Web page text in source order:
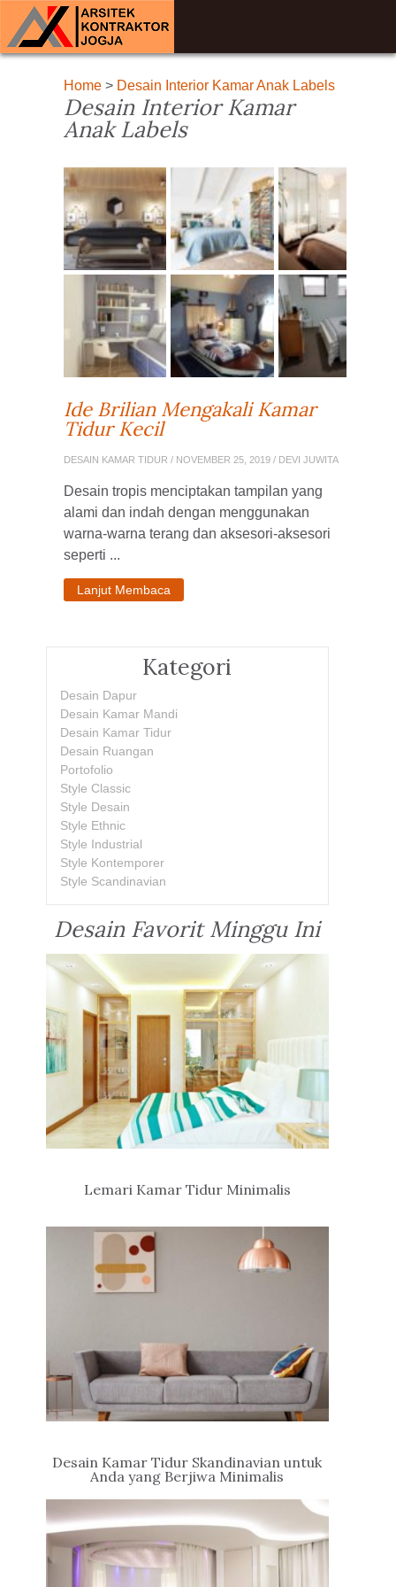
Home> Desain Interior Kamar Anak Labels
Desain Interior Kamar
Anak Labels
Ide Brilian Mengakali Kamar
Tidur Kecil
DESAIN KAMAR TIDUR / NOVEMBER 25, 2019 / DEVI JUWITA
Desain tropis menciptakan tampilan yang
alami dan indah dengan menggunakan
warna-warna terang dan aksesori-aksesori
seperti ...
Lanjut Membaca
Kategori
Desain Dapur
Desain Kamar Mandi
Desain Kamar Tidur
Desain Ruangan
Portofolio
Style Classic
Style Desain
Style Ethnic
Style Industrial
Style Kontemporer
Style Scandinavian
Desain Favorit Minggu Ini
Lemari Kamar Tidur Minimalis
Desain Kamar Tidur Skandinavian untuk
Anda yang Berjiwa Minimalis